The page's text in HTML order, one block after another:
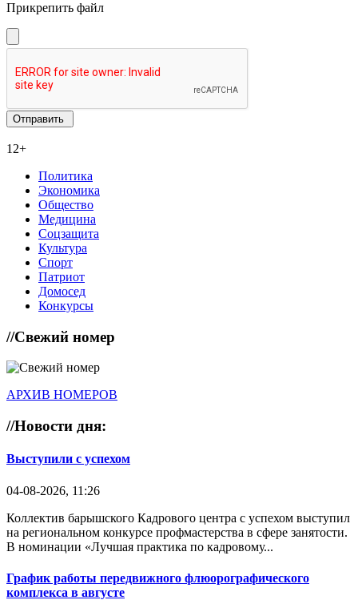
Прикрепить файл
12+
Политика
Экономика
Общество
Медицина
Соцзащита
Культура
Спорт
Патриот
Домосед
Конкурсы
//Свежий номер
АРХИВ НОМЕРОВ
//Новости дня:
Выступили с успехом
04-08-2026, 11:26
Коллектив барышского Кадрового центра с успехом выступил
на региональном конкурсе профмастерства в сфере занятости.
В номинации «Лучшая практика по кадровому...
График работы передвижного флюорографического
комплекса в августе